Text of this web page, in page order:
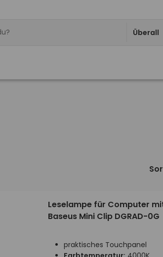
Überall
Leselampe für Computer
Baseus Mini Clip DGRAD-0G
praktisches Touchpanel